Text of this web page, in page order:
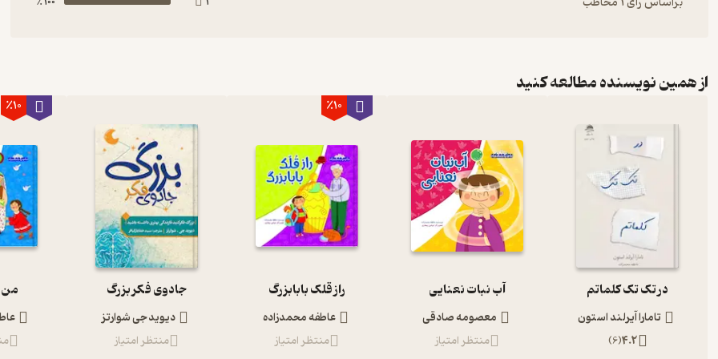
از همین نویسنده مطالعه کنید
در تک تک کلماتم
تامارا آیرلند استون
4.2
(
6
)
آب نبات نعنایی
معصومه صادقی
منتظر امتیاز
٪10
راز قلک بابابزرگ
عاطفه محمدزاده
منتظر امتیاز
جادوی فکر بزرگ
دیوید جی شوارتز
منتظر امتیاز
٪10
من